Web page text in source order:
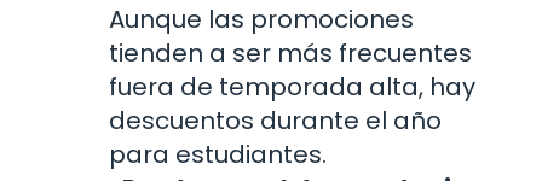
Aunque las promociones
tienden a ser más frecuentes
fuera de temporada alta, hay
descuentos durante el año
para estudiantes.